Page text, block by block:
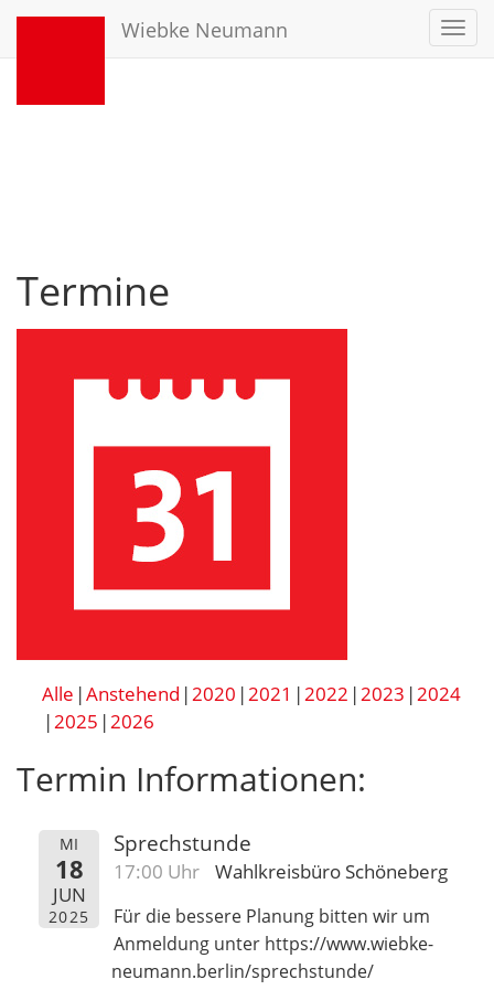
Wiebke Neumann
Termine
Alle Anstehend 2020 2021 2022 2023 2024
2025 2026
Termin Informationen:
MI
18
JUN
2025
Sprechstunde
17:00 Uhr Wahlkreisbüro Schöneberg
Für die bessere Planung bitten wir um
Anmeldung unter https://www.wiebke-
neumann.berlin/sprechstunde/